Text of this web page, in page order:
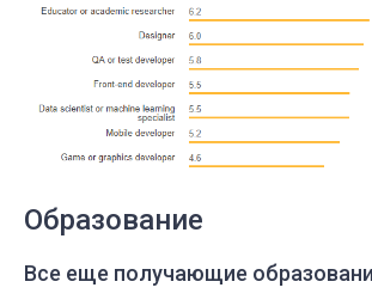
Образование
Все еще получающие